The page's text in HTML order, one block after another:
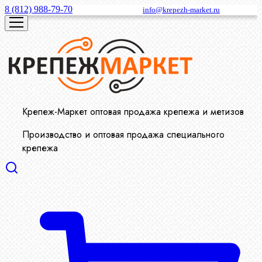
8 (812) 988-79-70 info@krepezh-market.ru
Крепеж-Маркет оптовая продажа крепежа и метизов
Производство и оптовая продажа специального
крепежа